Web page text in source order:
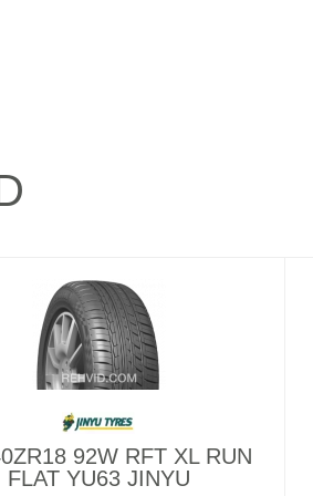
92W RFT XL RUN
FLAT YU63 JINYU